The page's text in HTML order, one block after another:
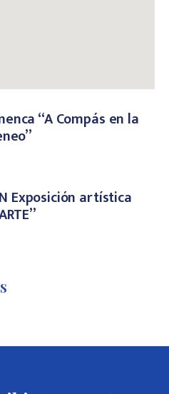
“A Compás en la
Exposición artística